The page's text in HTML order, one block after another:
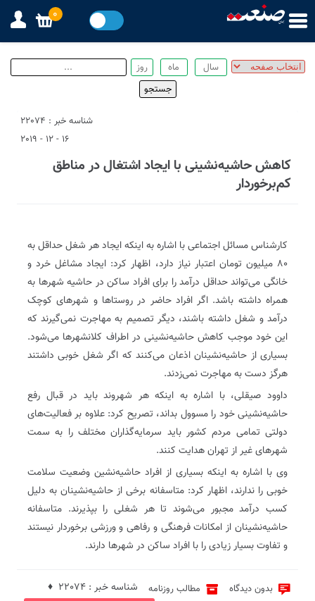
شناسه خبر : 22074
16 - 12 - 2019
کاهش حاشیه‌نشینی با ایجاد اشتغال در مناطق
کم‌برخوردار
کارشناس مسائل اجتماعی با اشاره به اینکه ایجاد هر شغل حداقل به
۸۰ میلیون تومان اعتبار نیاز دارد، اظهار کرد: ایجاد مشاغل خرد و
خانگی می‌تواند حداقل درآمد را برای افراد ساکن در حاشیه شهر‌ها به
همراه داشته باشد. اگر افراد حاضر در روستا‌ها و شهر‌های کوچک
درآمد و شغل داشته باشند، دیگر تصمیم به مهاجرت نمی‌گیرند که
این خود موجب کاهش حاشیه‌نشینی در اطراف کلانشهر‌ها می‌شود.
بسیاری از حاشیه‌نشینان اذعان می‌کنند که اگر شغل خوبی داشتند
هرگز دست به مهاجرت نمی‌زدند.
داوود صیقلی، با اشاره به اینکه هر شهروند باید در قبال رفع
حاشیه‌نشینی خود را مسوول بداند، تصریح کرد: علاوه بر فعالیت‌های
دولتی تمامی مردم کشور باید سرمایه‌گذاران مختلف را به سمت
شهر‌های غیر از تهران هدایت کنند.
وی با اشاره به اینکه بسیاری از افراد حاشیه‌نشین وضعیت سلامت
خوبی را ندارند، اظهار کرد: متاسفانه برخی از حاشیه‌نشینان به دلیل
کسب درآمد مجبور می‌شوند تا هر شغلی را بپذیرند. متاسفانه
حاشیه‌نشینان از امکانات فرهنگی و رفاهی و ورزشی برخوردار نیستند
و تفاوت بسیار زیادی را با افراد ساکن در شهر‌ها دارند.
بدون دیدگاه مطالب روزنامه
شناسه خبر : 22074 ♦
0